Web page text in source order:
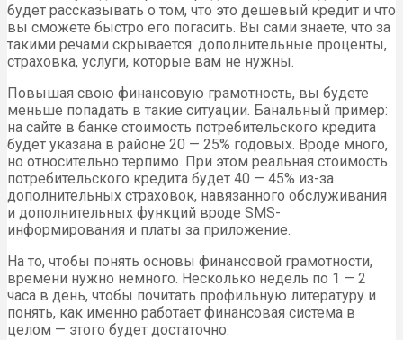
будет рассказывать о том, что это дешевый кредит и что
вы сможете быстро его погасить. Вы сами знаете, что за
такими речами скрывается: дополнительные проценты,
страховка, услуги, которые вам не нужны.
Повышая свою финансовую грамотность, вы будете
меньше попадать в такие ситуации. Банальный пример:
на сайте в банке стоимость потребительского кредита
будет указана в районе 20 — 25% годовых. Вроде много,
но относительно терпимо. При этом реальная стоимость
потребительского кредита будет 40 — 45% из-за
дополнительных страховок, навязанного обслуживания
и дополнительных функций вроде SMS-
информирования и платы за приложение.
На то, чтобы понять основы финансовой грамотности,
времени нужно немного. Несколько недель по 1 — 2
часа в день, чтобы почитать профильную литературу и
понять, как именно работает финансовая система в
целом — этого будет достаточно.